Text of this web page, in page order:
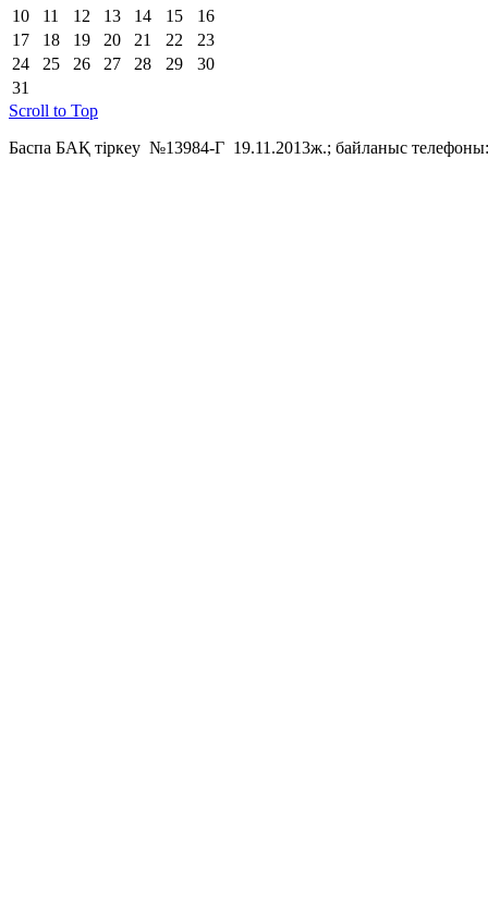
10
11 12 13 14 15
16
17
18 19 20 21 22
23
24
25 26 27 28 29
30
31
Scroll to Top
Баспа БАҚ тіркеу №13984-Г 19.11.2013ж.; байланыс